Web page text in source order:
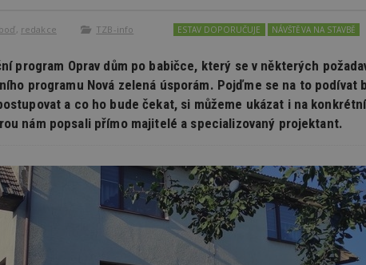
, redakce TZB-info ESTAV DOPORUČUJE NÁVŠTĚVA NA STAVBĚ
program Oprav dům po babičce, který se v některých
programu Nová zelená úsporám. Pojďme se na to podívat
a co ho bude čekat, si můžeme ukázat i na
nám popsali přímo majitelé a specializovaný projektant.